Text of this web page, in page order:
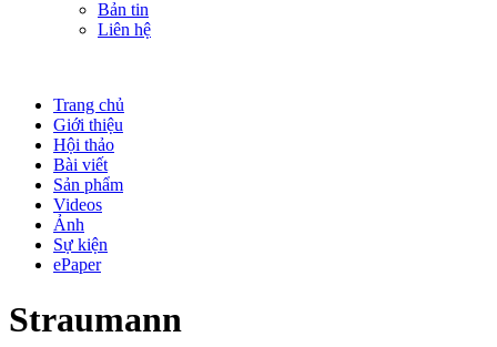
Bản tin
Liên hệ
Trang chủ
Giới thiệu
Hội thảo
Bài viết
Sản phẩm
Videos
Ảnh
Sự kiện
ePaper
Straumann